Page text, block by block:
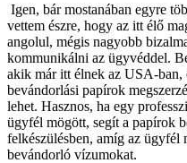
Igen, bár mostanában egyre
vettem észre, hogy az itt élő
angolul, mégis nagyobb
kommunikálni az ügyvéddel.
akik már itt élnek az USA-ban,
bevándorlási papírok
lehet. Hasznos, ha egy
ügyfél mögött, segít a papírok
felkészülésben, amíg az ügyfél
bevándorló vízumokat.